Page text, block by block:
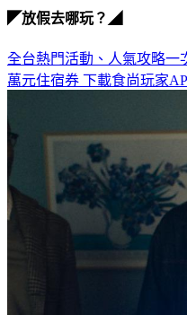
◤放假去哪玩？◢
全台熱門活動、人氣攻略一
萬元住宿券 下載食尚玩家